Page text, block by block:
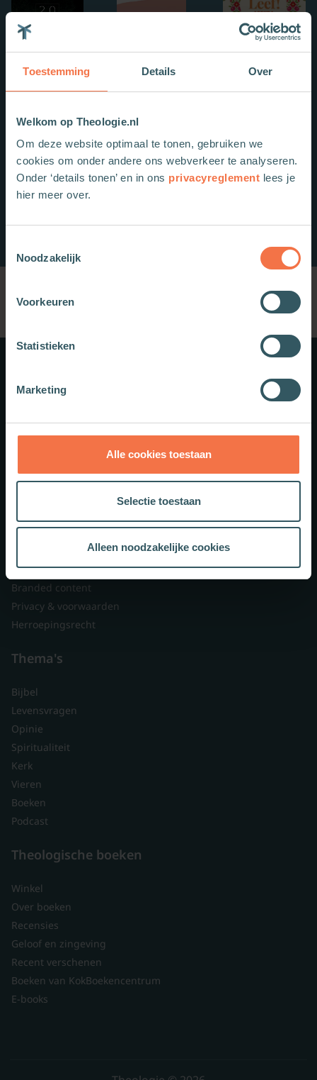
Toestemming Details Over
Welkom op Theologie.nl
Om deze website optimaal te tonen, gebruiken we
cookies om onder andere ons webverkeer te analyseren.
Onder ‘details tonen’ en in ons privacyreglement lees je
hier meer over.
Noodzakelijk
Voorkeuren
Statistieken
Marketing
Alle cookies toestaan
Selectie toestaan
Alleen noodzakelijke cookies
Nieuwsbrieven
Veelgestelde vragen
Contact
Branded content
Privacy & voorwaarden
Herroepingsrecht
Thema's
Bijbel
Levensvragen
Opinie
Spiritualiteit
Kerk
Vieren
Boeken
Podcast
Theologische boeken
Winkel
Over boeken
Recensies
Geloof en zingeving
Recent verschenen
Boeken van KokBoekencentrum
E-books